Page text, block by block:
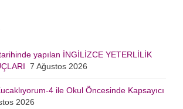
yapılan İNGİLİZCE YETERLİLİK
7 Ağustos 2026
4 ile Okul Öncesinde Kapsayıcı
2026